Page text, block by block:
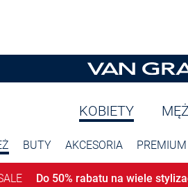
KOBIETY
BUTY AKCESORIA PREMIUM
Do 50% rabatu na wiele